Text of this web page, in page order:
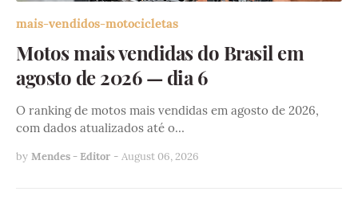
mais-vendidos-motocicletas
Motos mais vendidas do Brasil em
agosto de 2026 — dia 6
O ranking de motos mais vendidas em agosto de 2026,
com dados atualizados até o…
by Mendes - Editor - August 06, 2026